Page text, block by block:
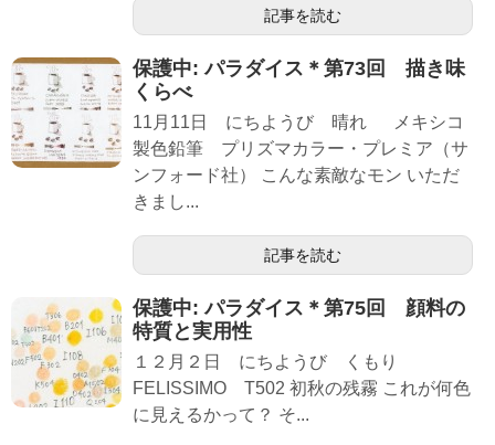
記事を読む
保護中: パラダイス＊第73回 描き味
くらべ
11月11日 にちようび 晴れ メキシコ
製色鉛筆 プリズマカラー・プレミア（サ
ンフォード社） こんな素敵なモン いただ
きまし...
記事を読む
保護中: パラダイス＊第75回 顔料の
特質と実用性
１２月２日 にちようび くもり
FELISSIMO T502 初秋の残霧 これが何色
に見えるかって？ そ...